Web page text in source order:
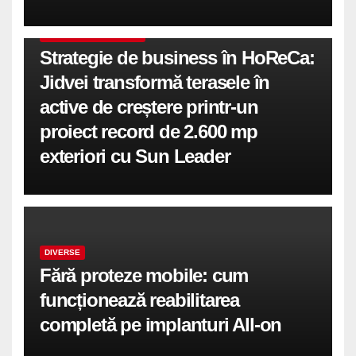
Strategie de business în HoReCa:
Jidvei transformă terasele în
active de creștere printr-un
proiect record de 2.600 mp
exteriori cu Sun Leader
DIVERSE
Fără proteze mobile: cum
funcționează reabilitarea
completă pe implanturi All-on